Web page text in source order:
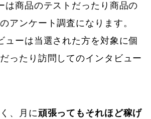
は商品のテストだったり商品の
アンケート調査になります。
ューは当選された方を対象に個
ったり訪問してのインタビュー
、月に頑張ってもそれほど稼げ